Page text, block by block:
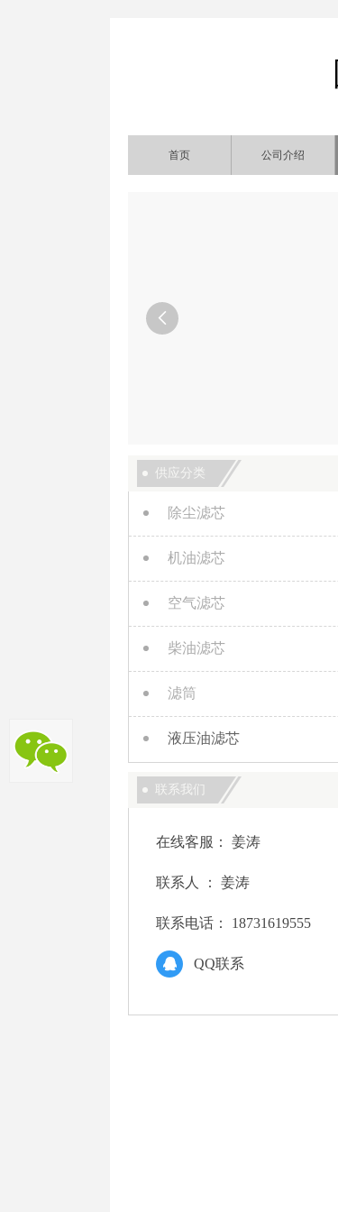
首页 公司介绍

供应分类
除尘滤芯
机油滤芯
空气滤芯
柴油滤芯
滤筒
液压油滤芯
联系我们
在线客服： 姜涛
联系人 ： 姜涛
联系电话： 18731619555
QQ联系